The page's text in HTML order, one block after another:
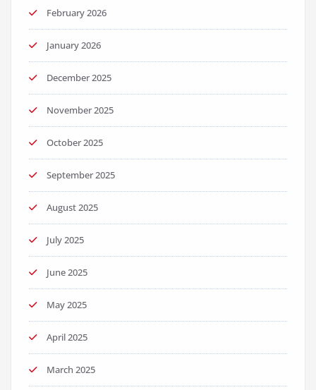
February 2026
January 2026
December 2025
November 2025
October 2025
September 2025
August 2025
July 2025
June 2025
May 2025
April 2025
March 2025